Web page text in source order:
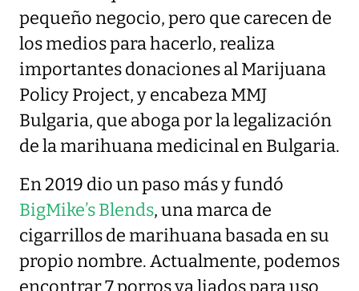
pequeño negocio, pero que carecen de
los medios para hacerlo, realiza
importantes donaciones al Marijuana
Policy Project, y encabeza MMJ
Bulgaria, que aboga por la legalización
de la marihuana medicinal en Bulgaria.
En 2019 dio un paso más y fundó
BigMike’s Blends, una marca de
cigarrillos de marihuana basada en su
propio nombre. Actualmente, podemos